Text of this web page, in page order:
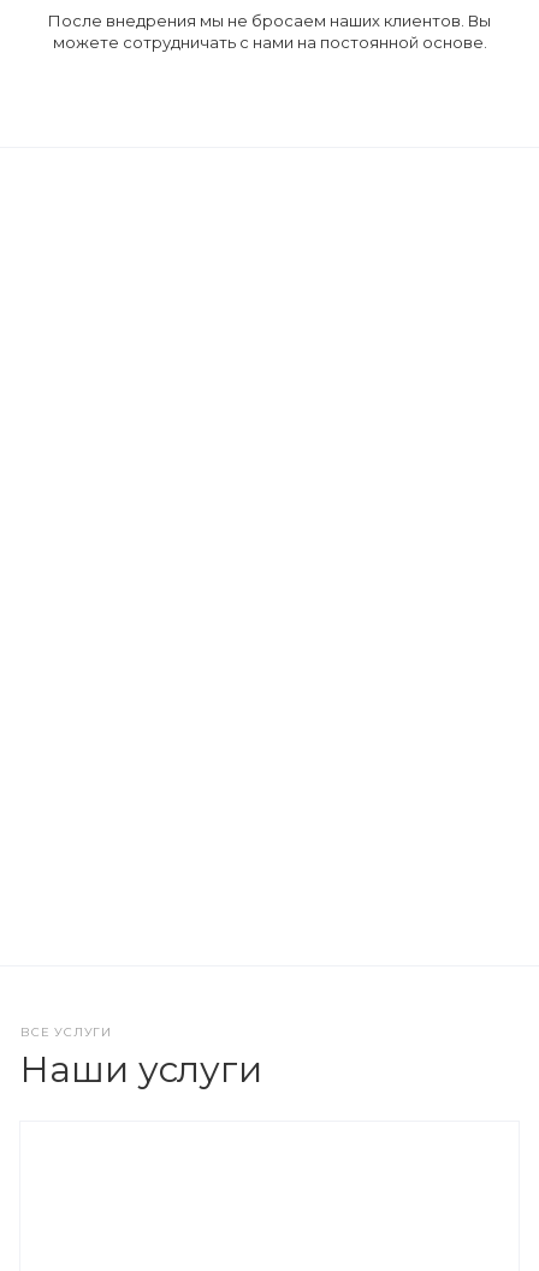
После внедрения мы не бросаем наших клиентов. Вы
можете сотрудничать с нами на постоянной основе.
ВСЕ УСЛУГИ
Наши услуги